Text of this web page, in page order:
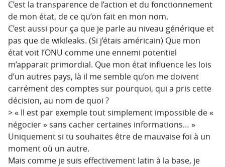
C’est la transparence de l’action et du fonctionnement
de mon état, de ce qu’on fait en mon nom.
C’est aussi pour ça que je parle au niveau générique et
pas que de wikileaks. (Si j’étais américain) Que mon
état voit l’ONU comme une ennemi potentiel
m’apparait primordial. Que mon état influence les lois
d’un autres pays, là il me semble qu’on me doivent
carrément des comptes sur pourquoi, qui a pris cette
décision, au nom de quoi ?
> « Il est par exemple tout simplement impossible de «
négocier » sans cacher certaines informations… »
Uniquement si tu souhaites être de mauvaise foi à un
moment où un autre.
Mais comme je suis effectivement latin à la base, je